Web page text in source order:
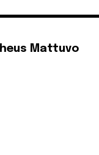
Mattuvo